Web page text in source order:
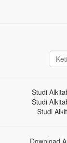
Studi
Studi
Studi
Download